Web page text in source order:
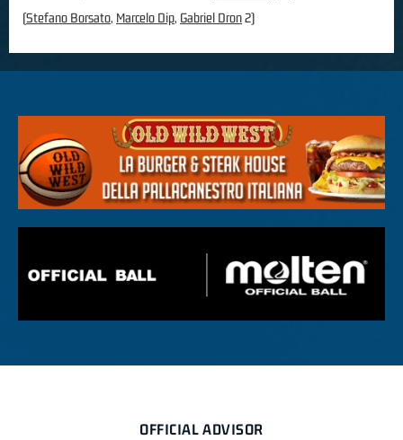
(Stefano Borsato, Marcelo Dip, Gabriel Dron2)
OFFICIAL ADVISOR